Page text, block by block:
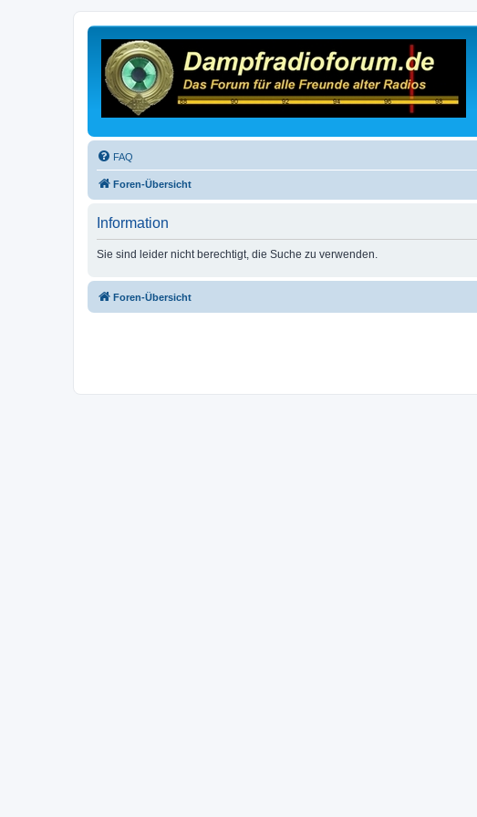
FAQ
Foren-Übersicht
Information
Sie sind leider nicht berechtigt, die Suche zu verwenden.
Foren-Übersicht